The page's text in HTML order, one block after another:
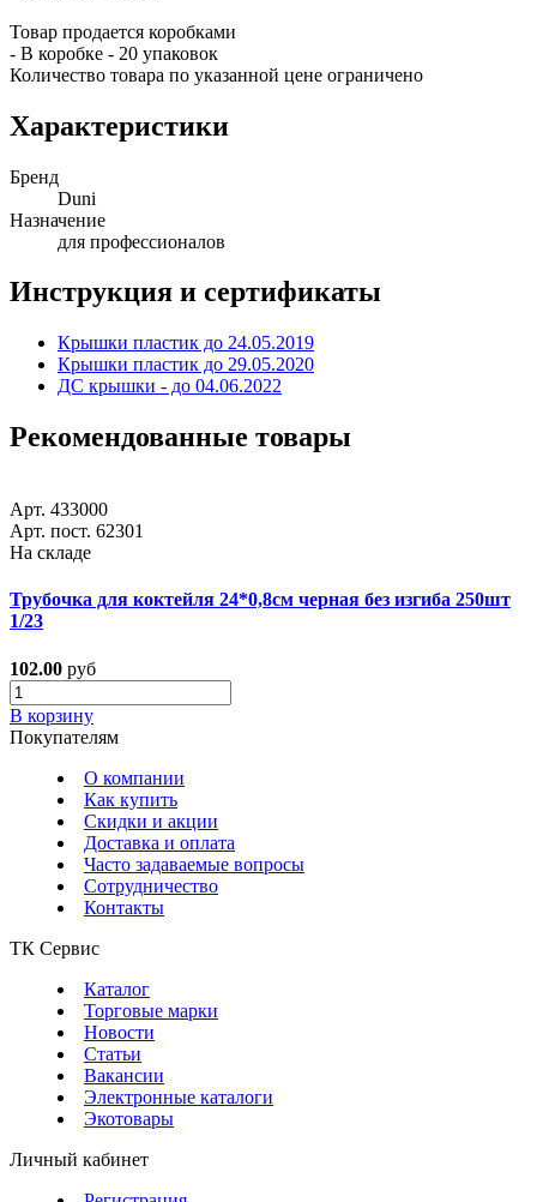
Товар продается коробками
- В коробке - 20 упаковок
Количество товара по указанной цене ограничено
Характеристики
Бренд
Duni
Назначение
для профессионалов
Инструкция и сертификаты
Крышки пластик до 24.05.2019
Крышки пластик до 29.05.2020
ДС крышки - до 04.06.2022
Рекомендованные товары
Арт. 433000
Арт. пост. 62301
На складе
Трубочка для коктейля 24*0,8см черная без изгиба 250шт
1/23
102.00 руб
В корзину
Покупателям
О компании
Как купить
Скидки и акции
Доставка и оплата
Часто задаваемые вопросы
Сотрудничество
Контакты
ТК Сервис
Каталог
Торговые марки
Новости
Статьи
Вакансии
Электронные каталоги
Экотовары
Личный кабинет